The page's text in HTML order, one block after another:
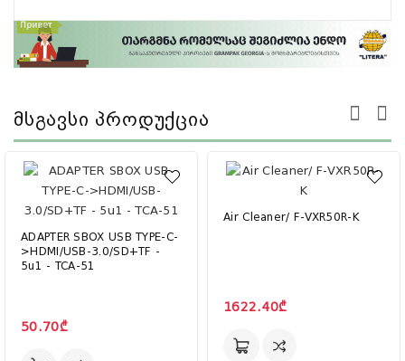
Მსგავსი Პროდუქცია
ADAPTER SBOX USB TYPE-C-
>HDMI/USB-3.0/SD+TF -
5u1 - TCA-51
50.70₾
Air Cleaner/ F-VXR50R-K
1622.40₾